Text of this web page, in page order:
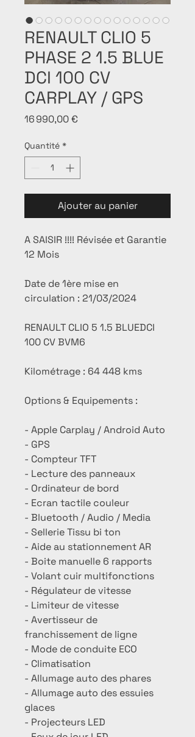
RENAULT CLIO 5
PHASE 2 1.5 BLUE
DCI 100 CV
CARPLAY / GPS
16 990,00 €
Quantité *
Ajouter au panier
A SAISIR !!!! Révisée et Garantie
12 Mois
Date de 1ère mise en
circulation : 21/03/2024
RENAULT CLIO 5 1.5 BLUEDCI
100 CV BVM6
Kilométrage : 64 448 kms
Options & Equipements :
- Apple Carplay / Android Auto
- GPS
- Compteur TFT
- Lecture des panneaux
- Ordinateur de bord
- Ecran tactile couleur
- Bluetooth / Audio / Media
- Sellerie Tissu bi ton
- Aide au stationnement AR
- Boite manuelle 6 rapports
- Volant cuir multifonctions
- Régulateur de vitesse
- Limiteur de vitesse
- Avertisseur de
franchissement de ligne
- Mode de conduite ECO
- Climatisation
- Allumage auto des phares
- Allumage auto des essuies
glaces
- Projecteurs LED